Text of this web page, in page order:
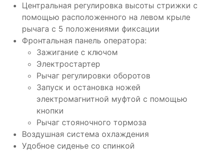
Центральная регулировка высоты стрижки с
помощью расположенного на левом крыле
рычага с 5 положениями фиксации
Фронтальная панель оператора:
Зажигание с ключом
Электростартер
Рычаг регулировки оборотов
Запуск и остановка ножей
электромагнитной муфтой с помощью
кнопки
Рычаг стояночного тормоза
Воздушная система охлаждения
Удобное сиденье со спинкой